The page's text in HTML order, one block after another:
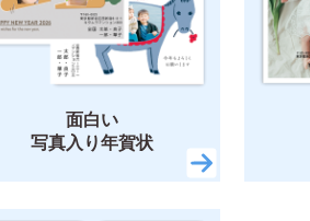
面白い
写真入り年賀状